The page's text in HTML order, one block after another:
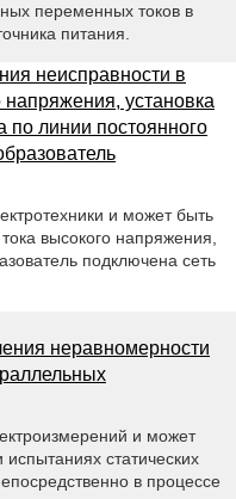
переменных токов в
питания.
неисправности в
напряжения, установка
по линии постоянного
и может быть
высокого напряжения,
подключена сеть
неравномерности
и может
статических
в процессе